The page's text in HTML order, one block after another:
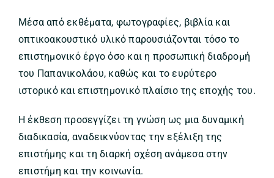
Μέσα από εκθέματα, φωτογραφίες, βιβλία και
οπτικοακουστικό υλικό παρουσιάζονται τόσο το
επιστημονικό έργο όσο και η προσωπική διαδρομή
του Παπανικολάου, καθώς και το ευρύτερο
ιστορικό και επιστημονικό πλαίσιο της εποχής του.
Η έκθεση προσεγγίζει τη γνώση ως μια δυναμική
διαδικασία, αναδεικνύοντας την εξέλιξη της
επιστήμης και τη διαρκή σχέση ανάμεσα στην
επιστήμη και την κοινωνία.